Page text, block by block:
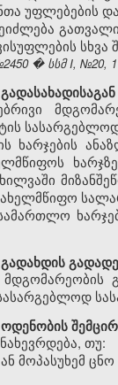
უფლებების
სხვა
� სსმ I, №20,
ხარჯების
თუ:
მოპასუხემ